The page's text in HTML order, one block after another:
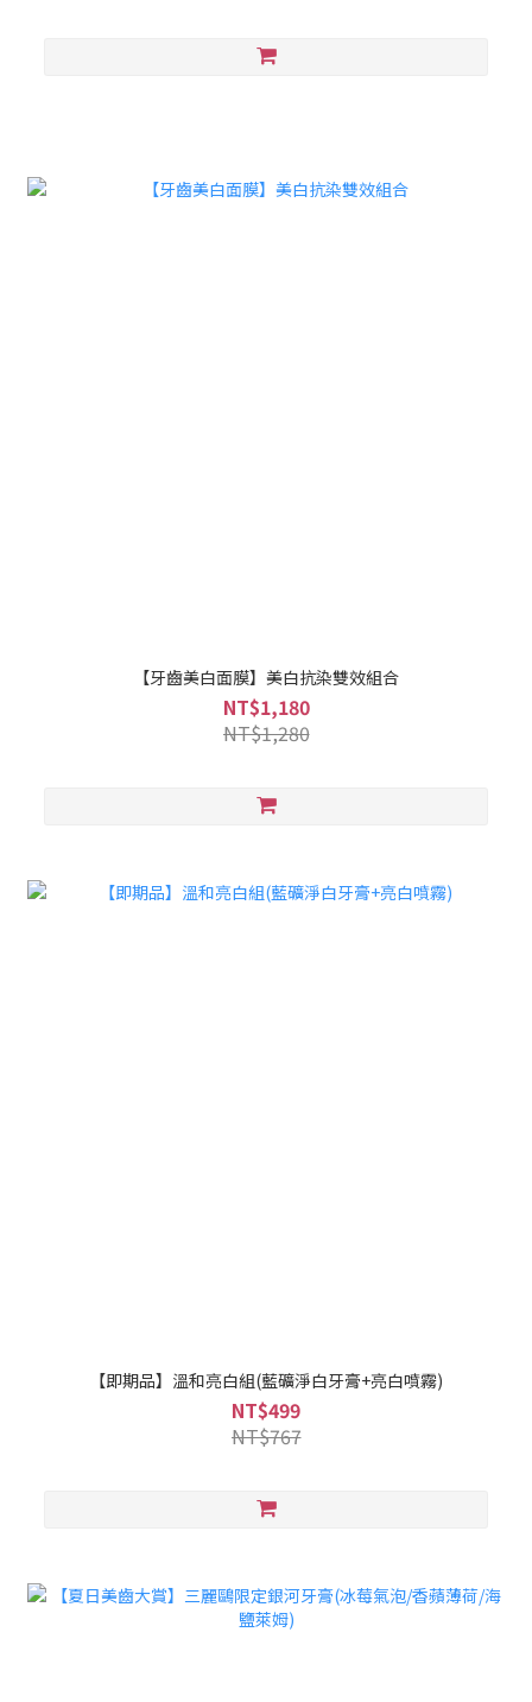
【牙齒美白面膜】美白抗染雙效組合
NT$1,180
NT$1,280
【即期品】溫和亮白組(藍礦淨白牙膏+亮白噴霧)
NT$499
NT$767